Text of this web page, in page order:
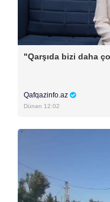
"Qarşıda bizi daha
Qafqazinfo.az
Dünən 12:02